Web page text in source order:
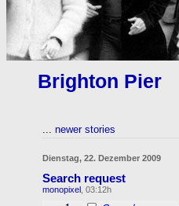
Brighton Pier
... newer stories
Dienstag, 22. Dezember 2009
Search request
monopixel , 03:12h